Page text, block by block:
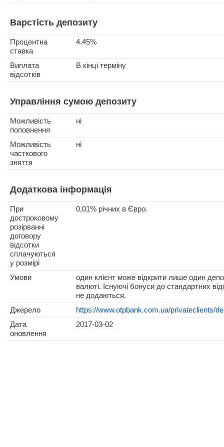
Варстість депозиту
Процентна
ставка
4.45%
Виплата
відсотків
В кінці терміну
Управління сумою депозиту
Можливість
поповнення
ні
Можливість
часткового
зняття
ні
Додаткова інформація
При
достроковому
розірванні
договору
відсотки
сплачуються
у розмірі
0,01% річних в Євро.
Умови
один клієнт може відкрити лише один
валюті. Існуючі бонуси до стандартних
не додаються.
Джерело
https://www.otpbank.com.ua/privateclients/
Дата
оновлення
2017-03-02